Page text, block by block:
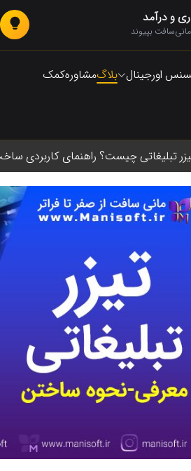
و درآمد
بپیوند
اورجینال بلاگمشاورهکمک
تبلیغاتی چیست؟ راهنمای کاربردی